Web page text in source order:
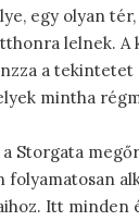
egy olyan tér,
lelnek. A
a tekintetet
mintha
a Storgata
Itt minden